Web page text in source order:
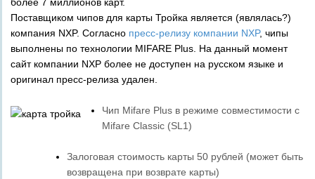
более 7 миллионов карт.
Поставщиком чипов для карты Тройка является (являлась?)
компания NXP. Согласно пресс-релизу компании NXP, чипы
выполнены по технологии MIFARE Plus. На данный момент
сайт компании NXP более не доступен на русском языке и
оригинал пресс-релиза удален.
Чип Mifare Plus в режиме совместимости с
Mifare Classic (SL1)
Залоговая стоимость карты 50 рублей (может быть
возвращена при возврате карты)